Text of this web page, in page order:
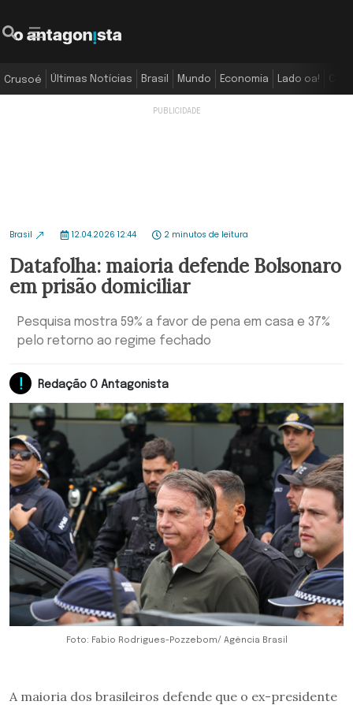
Crusoé Últimas Notícias Brasil Mundo Economia Lado oa!
Brasil 12.04.2026 12:44 2 minutos de leitura
Datafolha: maioria defende Bolsonaro
em prisão domiciliar
Pesquisa mostra 59% a favor de pena em casa e 37%
pelo retorno ao regime fechado
Redação O Antagonista
Foto: Fabio Rodrigues-Pozzebom/ Agência Brasil
A maioria dos brasileiros defende que o ex-presidente